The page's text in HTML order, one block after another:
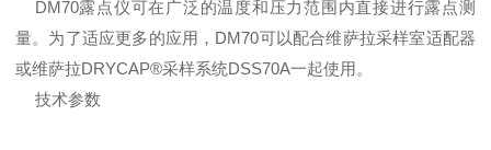
DM70露点仪可在广泛的温度和压力范围内直接进行露点测
量。为了适应更多的应用，DM70可以配合维萨拉采样室适配器
或维萨拉DRYCAP®采样系统DSS70A一起使用。
技术参数